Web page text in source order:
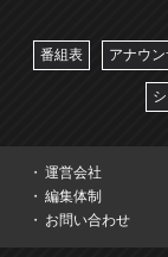
番組表 アナウ
運営会社
編集体制
お問い合わせ